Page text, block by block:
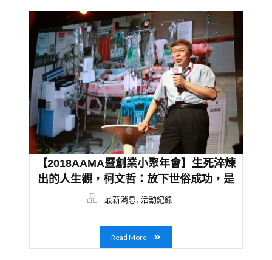
【2018AAMA暨創業小聚年會】生死淬煉
出的人生觀，柯文哲：放下世俗成功，是
創業家的修練
最新消息, 活動紀錄
Read More